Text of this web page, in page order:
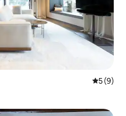
5 (9)